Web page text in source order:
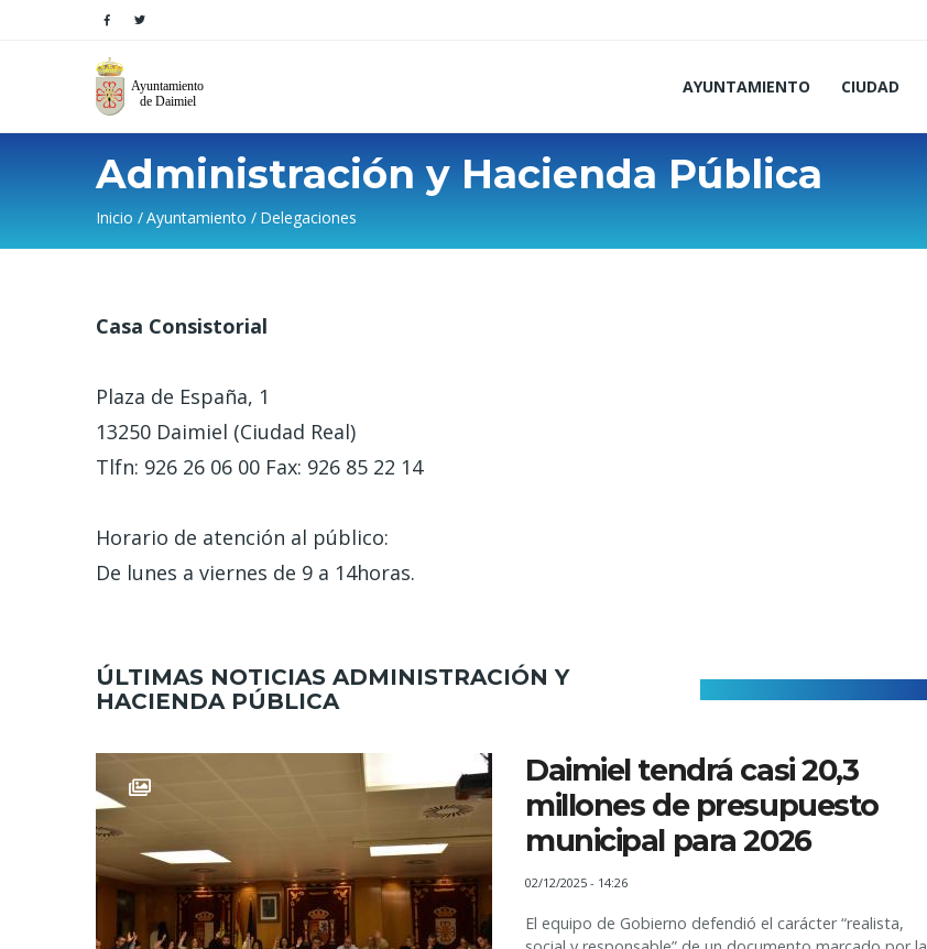
AYUNTAMIENTO CIUDAD
Administración y Hacienda Pública
Sobrescribir
de
a
la
navegación
Inicio Ayuntamiento Delegaciones
Casa Consistorial
Plaza de España, 1
13250 Daimiel (Ciudad Real)
Tlfn: 926 26 06 00 Fax: 926 85 22 14
Horario de atención al público:
De lunes a viernes de 9 a 14horas.
ÚLTIMAS NOTICIAS ADMINISTRACIÓN Y
HACIENDA PÚBLICA
Daimiel tendrá casi 20,3
millones de presupuesto
municipal para 2026
02/12/2025 - 14:26
​​​​​​​El equipo de Gobierno defendió el carácter “realista,